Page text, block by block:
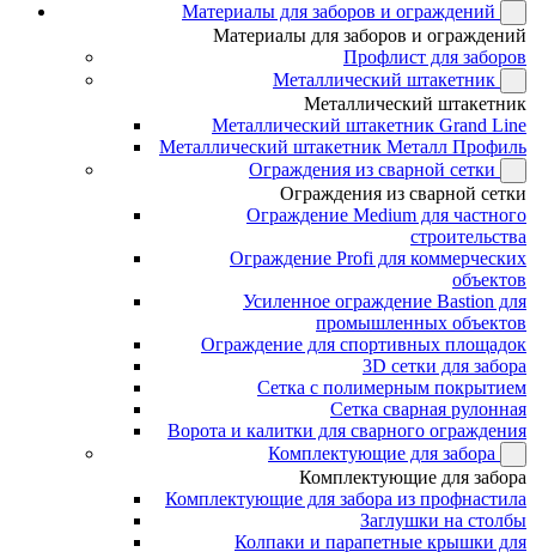
Материалы для заборов и ограждений
Материалы для заборов и ограждений
Профлист для заборов
Металлический штакетник
Металлический штакетник
Металлический штакетник Grand Line
Металлический штакетник Металл Профиль
Ограждения из сварной сетки
Ограждения из сварной сетки
Ограждение Medium для частного
строительства
Ограждение Profi для коммерческих
объектов
Усиленное ограждение Bastion для
промышленных объектов
Ограждение для спортивных площадок
3D сетки для забора
Сетка с полимерным покрытием
Сетка сварная рулонная
Ворота и калитки для сварного ограждения
Комплектующие для забора
Комплектующие для забора
Комплектующие для забора из профнастила
Заглушки на столбы
Колпаки и парапетные крышки для